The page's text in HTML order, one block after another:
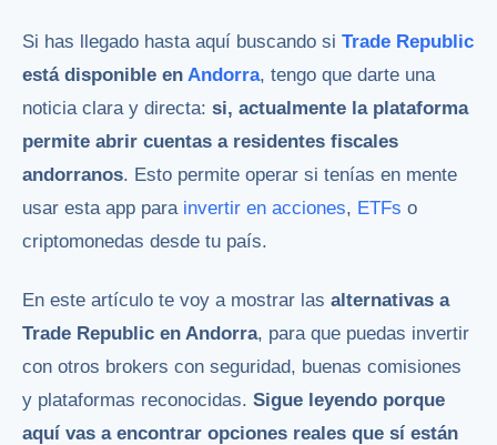
Si has llegado hasta aquí buscando si Trade Republic
está disponible en Andorra, tengo que darte una
noticia clara y directa: si, actualmente la plataforma
permite abrir cuentas a residentes fiscales
andorranos. Esto permite operar si tenías en mente
usar esta app para invertir en acciones, ETFs o
criptomonedas desde tu país.
En este artículo te voy a mostrar las alternativas a
Trade Republic en Andorra, para que puedas invertir
con otros brokers con seguridad, buenas comisiones
y plataformas reconocidas. Sigue leyendo porque
aquí vas a encontrar opciones reales que sí están